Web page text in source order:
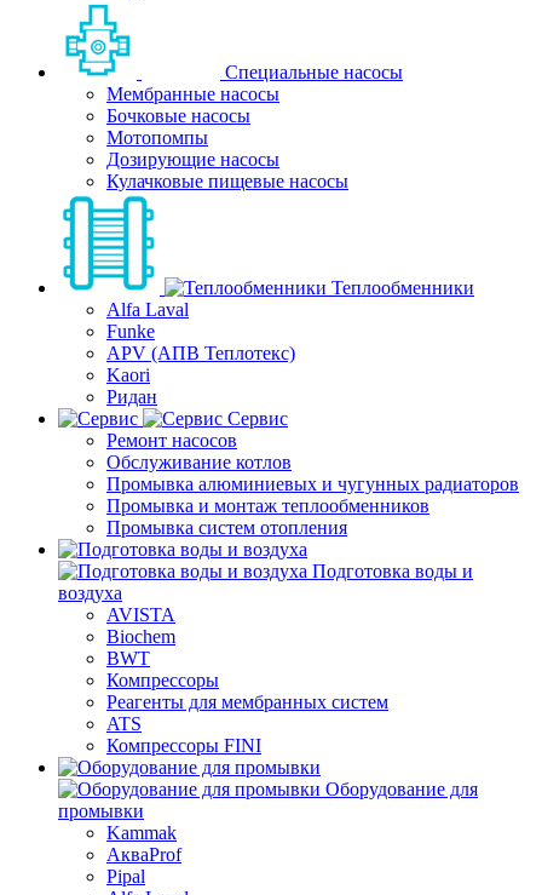
Специальные насосы
Мембранные насосы
Бочковые насосы
Мотопомпы
Дозирующие насосы
Кулачковые пищевые насосы
Теплообменники
Alfa Laval
Funke
APV (АПВ Теплотекс)
Kaori
Ридан
Сервис
Ремонт насосов
Обслуживание котлов
Промывка алюминиевых и чугунных радиаторов
Промывка и монтаж теплообменников
Промывка систем отопления
Подготовка воды и
воздуха
AVISTA
Biochem
BWT
Компрессоры
Реагенты для мембранных систем
ATS
Компрессоры FINI
Оборудование для
промывки
Kammak
АкваProf
Pipal